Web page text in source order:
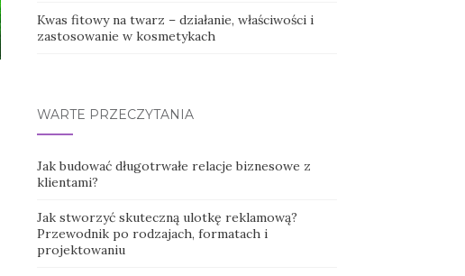
Kwas fitowy na twarz – działanie, właściwości i
zastosowanie w kosmetykach
WARTE PRZECZYTANIA
Jak budować długotrwałe relacje biznesowe z
klientami?
Jak stworzyć skuteczną ulotkę reklamową?
Przewodnik po rodzajach, formatach i
projektowaniu